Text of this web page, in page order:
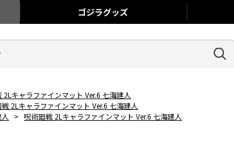
ゴジラグッズ
2Lキャラファインマット Ver.6 七海建人
2Lキャラファインマット Ver.6 七海建人
> 呪術廻戦 2Lキャラファインマット Ver.6 七海建人